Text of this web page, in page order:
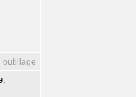
outillage